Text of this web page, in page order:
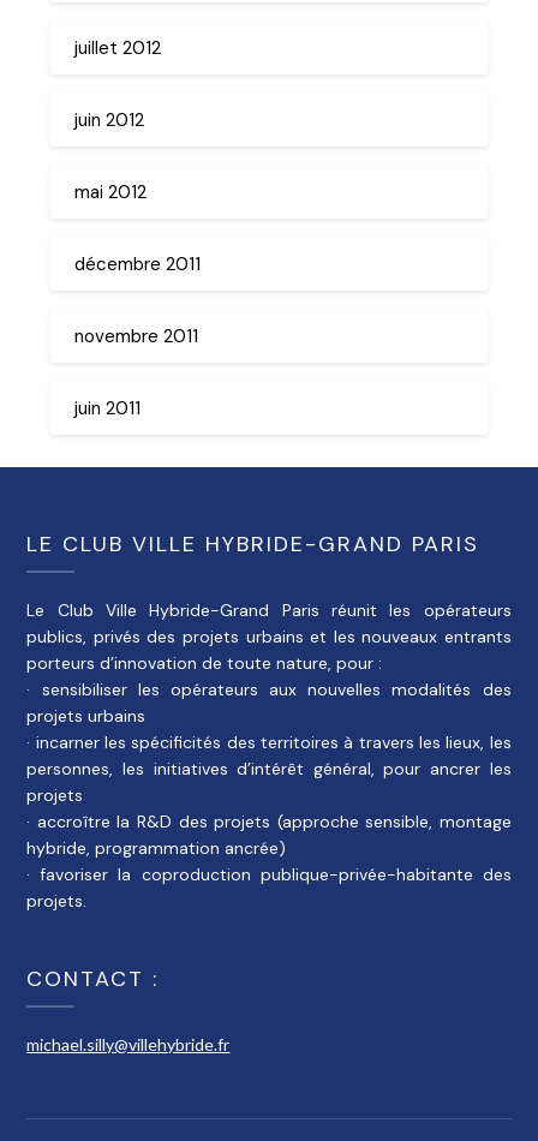
juillet 2012
juin 2012
mai 2012
décembre 2011
novembre 2011
juin 2011
LE CLUB VILLE HYBRIDE-GRAND PARIS
Le Club Ville Hybride-Grand Paris réunit les opérateurs
publics, privés des projets urbains et les nouveaux entrants
porteurs d’innovation de toute nature, pour :
· sensibiliser les opérateurs aux nouvelles modalités des
projets urbains
· incarner les spécificités des territoires à travers les lieux, les
personnes, les initiatives d’intérêt général, pour ancrer les
projets
· accroître la R&D des projets (approche sensible, montage
hybride, programmation ancrée)
· favoriser la coproduction publique-privée-habitante des
projets.
CONTACT :
michael.silly@villehybride.fr